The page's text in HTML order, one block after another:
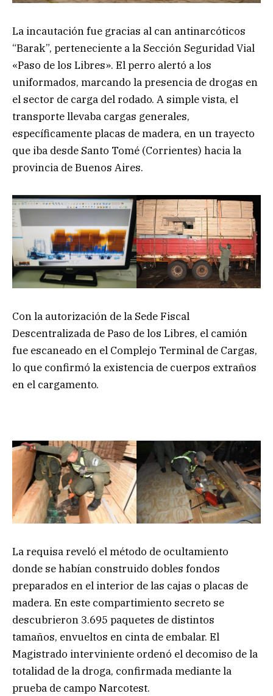
La incautación fue gracias al can antinarcóticos
“Barak”, perteneciente a la Sección Seguridad Vial
«Paso de los Libres». El perro alertó a los
uniformados, marcando la presencia de drogas en
el sector de carga del rodado. A simple vista, el
transporte llevaba cargas generales,
específicamente placas de madera, en un trayecto
que iba desde Santo Tomé (Corrientes) hacia la
provincia de Buenos Aires.
Con la autorización de la Sede Fiscal
Descentralizada de Paso de los Libres, el camión
fue escaneado en el Complejo Terminal de Cargas,
lo que confirmó la existencia de cuerpos extraños
en el cargamento.
La requisa reveló el método de ocultamiento
donde se habían construido dobles fondos
preparados en el interior de las cajas o placas de
madera. En este compartimiento secreto se
descubrieron 3.695 paquetes de distintos
tamaños, envueltos en cinta de embalar. El
Magistrado interviniente ordenó el decomiso de la
totalidad de la droga, confirmada mediante la
prueba de campo Narcotest.